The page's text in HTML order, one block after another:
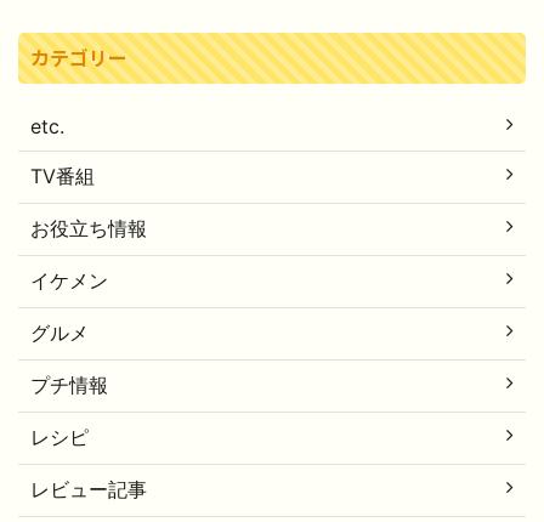
カテゴリー
etc.
TV番組
お役立ち情報
イケメン
グルメ
プチ情報
レシピ
レビュー記事